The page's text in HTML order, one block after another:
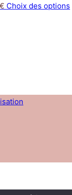
Choix des options